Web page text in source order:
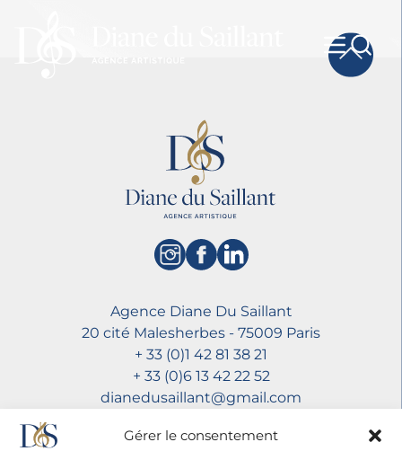
Gérer le consentement
Agence Diane Du Saillant
20 cité Malesherbes - 75009 Paris
+ 33 (0)1 42 81 38 21
+ 33 (0)6 13 42 22 52
dianedusaillant@gmail.com
Legal Information